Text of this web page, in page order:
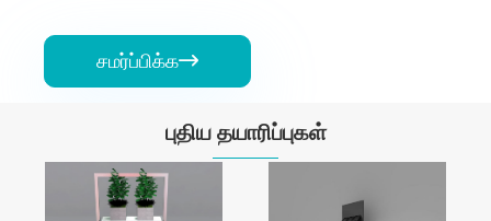
சமர்ப்பிக்க
புதிய தயாரிப்புகள்